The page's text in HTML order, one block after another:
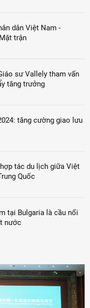
dân Việt Nam -
trận
sư Vallely tham vấn
tăng trưởng
tăng cường giao lưu
tác du lịch giữa Việt
Quốc
tại Bulgaria là cầu nối
nước